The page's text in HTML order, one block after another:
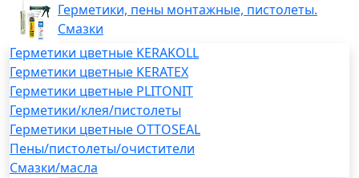
Герметики, пены монтажные, пистолеты.
Смазки
Герметики цветные KERAKOLL
Герметики цветные KERATEX
Герметики цветные PLITONIT
Герметики/клея/пистолеты
Герметики цветные OTTOSEAL
Пены/пистолеты/очистители
Смазки/масла